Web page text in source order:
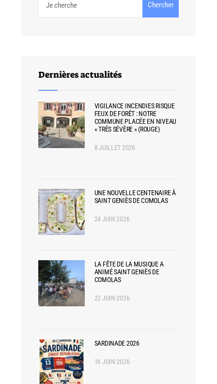
Chercher
Dernières actualités
VIGILANCE INCENDIES RISQUE
FEUX DE FORÊT : NOTRE
COMMUNE PLACÉE EN NIVEAU
« TRÈS SÉVÈRE » (ROUGE)
8 JUILLET 2026
UNE NOUVELLE CENTENAIRE À
SAINT GENIÈS DE COMOLAS
24 JUIN 2026
LA FÊTE DE LA MUSIQUE A
ANIMÉ SAINT GENIÈS DE
COMOLAS
22 JUIN 2026
SARDINADE 2026
16 JUIN 2026